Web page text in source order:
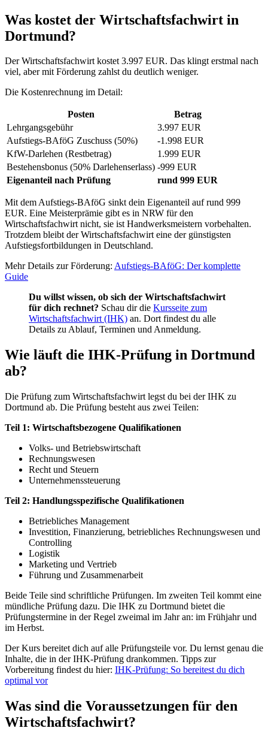
Was kostet der Wirtschaftsfachwirt in
Dortmund?
Der Wirtschaftsfachwirt kostet 3.997 EUR. Das klingt erstmal nach
viel, aber mit Förderung zahlst du deutlich weniger.
Die Kostenrechnung im Detail:
Posten
Betrag
Lehrgangsgebühr
3.997 EUR
Aufstiegs-BAföG Zuschuss (50%)
-1.998 EUR
KfW-Darlehen (Restbetrag)
1.999 EUR
Bestehensbonus (50% Darlehenserlass) -999 EUR
Eigenanteil nach Prüfung
rund 999 EUR
Mit dem Aufstiegs-BAföG sinkt dein Eigenanteil auf rund 999
EUR. Eine Meisterprämie gibt es in NRW für den
Wirtschaftsfachwirt nicht, sie ist Handwerksmeistern vorbehalten.
Trotzdem bleibt der Wirtschaftsfachwirt eine der günstigsten
Aufstiegsfortbildungen in Deutschland.
Mehr Details zur Förderung: Aufstiegs-BAföG: Der komplette
Guide
Du willst wissen, ob sich der Wirtschaftsfachwirt
für dich rechnet? Schau dir die Kursseite zum
Wirtschaftsfachwirt (IHK) an. Dort findest du alle
Details zu Ablauf, Terminen und Anmeldung.
Wie läuft die IHK-Prüfung in Dortmund
ab?
Die Prüfung zum Wirtschaftsfachwirt legst du bei der IHK zu
Dortmund ab. Die Prüfung besteht aus zwei Teilen:
Teil 1: Wirtschaftsbezogene Qualifikationen
Volks- und Betriebswirtschaft
Rechnungswesen
Recht und Steuern
Unternehmenssteuerung
Teil 2: Handlungsspezifische Qualifikationen
Betriebliches Management
Investition, Finanzierung, betriebliches Rechnungswesen und
Controlling
Logistik
Marketing und Vertrieb
Führung und Zusammenarbeit
Beide Teile sind schriftliche Prüfungen. Im zweiten Teil kommt eine
mündliche Prüfung dazu. Die IHK zu Dortmund bietet die
Prüfungstermine in der Regel zweimal im Jahr an: im Frühjahr und
im Herbst.
Der Kurs bereitet dich auf alle Prüfungsteile vor. Du lernst genau die
Inhalte, die in der IHK-Prüfung drankommen. Tipps zur
Vorbereitung findest du hier: IHK-Prüfung: So bereitest du dich
optimal vor
Was sind die Voraussetzungen für den
Wirtschaftsfachwirt?